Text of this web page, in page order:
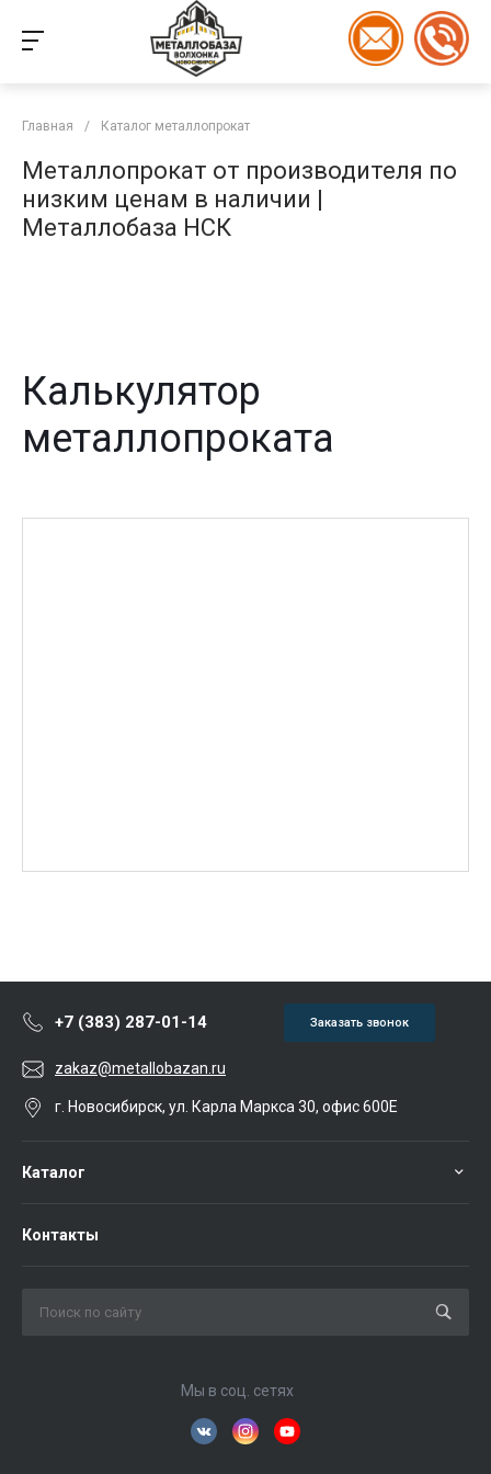
Главная / Каталог металлопрокат
Металлопрокат от производителя по
низким ценам в наличии |
Металлобаза НСК
Калькулятор
металлопроката
+7 (383) 287-01-14 Заказать звонок
zakaz@metallobazan.ru
г. Новосибирск, ул. Карла Маркса 30, офис 600Е
Каталог
Контакты
Мы в соц. сетях